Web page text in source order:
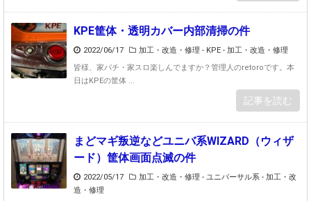
KPE筐体・透明カバー内部清掃の件
2022/06/17 加工・改造・修理 - KPE - 加工・改造・修理
皆様、家パチ・家スロ楽しんでますか？管理人のretoroです。本
日はKPEの筐体 ...
記事を読む
まどマギ叛逆などユニバ系WIZARD（ウィザ
ード）筐体画面点滅の件
2022/05/17 加工・改造・修理 - ユニバーサル系 - 加工・改
造・修理